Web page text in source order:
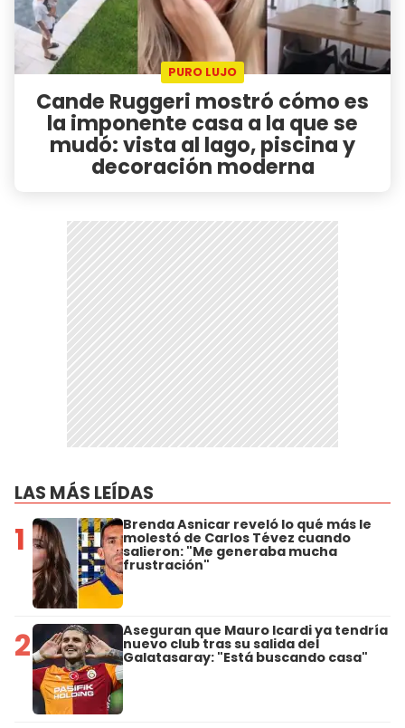
PURO LUJO
Cande Ruggeri mostró cómo es
la imponente casa a la que se
mudó: vista al lago, piscina y
decoración moderna
LAS MÁS LEÍDAS
1 Brenda Asnicar reveló lo qué más le
molestó de Carlos Tévez cuando
salieron: "Me generaba mucha
frustración"
2 Aseguran que Mauro Icardi ya tendría
nuevo club tras su salida del
Galatasaray: "Está buscando casa"